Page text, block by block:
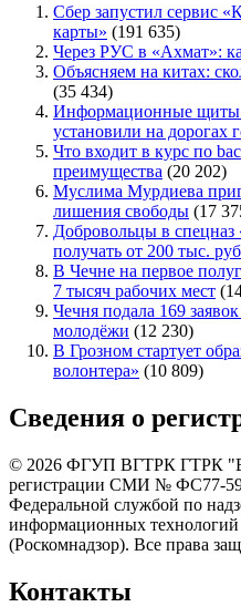
Сбер запустил сервис
карты» (191 635)
Через РУС в «Ахмат»:
Объясняем на китах:
(35 434)
Информационные щиты
установили на дорогах
Что входит в курс по
преимущества (20 202)
Муслима Мурдиева
лишения свободы (17
Добровольцы в спецназ
получать от 200 тыс.
В Чечне на первое
7 тысяч рабочих мест
Чечня подала 169
молодёжи (12 230)
В Грозном стартует
волонтера» (10 809)
Сведения о
© 2026 ФГУП ВГТРК ГТРК
регистрации СМИ № ФС77-
Федеральной службой по
информационных
(Роскомнадзор). Все права
Контакты